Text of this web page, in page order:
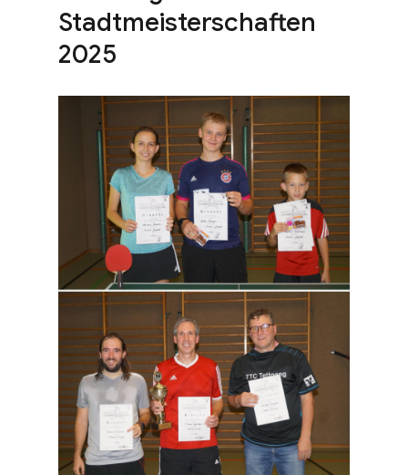
Stadtmeisterschaften
2025